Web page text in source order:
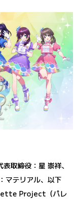
取締役：星 崇祥、
マテリアル、以下
Project（パレ